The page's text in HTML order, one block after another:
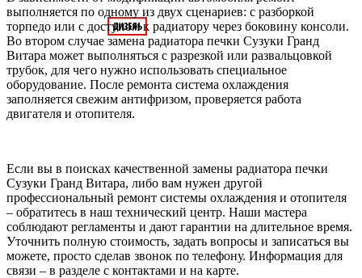
выполняется по одному из двух сценариев: с разборкой
торпедо или с доступом к радиатору через боковину консоли.
Во втором случае замена радиатора печки Сузуки Гранд
Витара может выполняться с разрезкой или развальцовкой
трубок, для чего нужно использовать специальное
оборудование. После ремонта система охлаждения
заполняется свежим антифризом, проверяется работа
двигателя и отопителя.
Если вы в поисках качественной замены радиатора печки
Сузуки Гранд Витара, либо вам нужен другой
профессиональный ремонт системы охлаждения и отопителя
– обратитесь в наш технический центр. Наши мастера
соблюдают регламенты и дают гарантии на длительное время.
Уточнить полную стоимость, задать вопросы и записаться вы
можете, просто сделав звонок по телефону. Информация для
связи – в разделе с контактами и на карте.